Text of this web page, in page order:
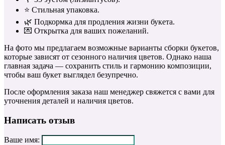
⭐️ Стильная упаковка.
🌿 Подкормка для продления жизни букета.
💌 Открытка для ваших пожеланий.
На фото мы предлагаем возможные варианты сборки букетов,
которые зависят от сезонного наличия цветов. Однако наша
главная задача — сохранить стиль и гармонию композиции,
чтобы ваш букет выглядел безупречно.
После оформления заказа наш менеджер свяжется с вами для
уточнения деталей и наличия цветов.
Написать отзыв
Ваше имя: